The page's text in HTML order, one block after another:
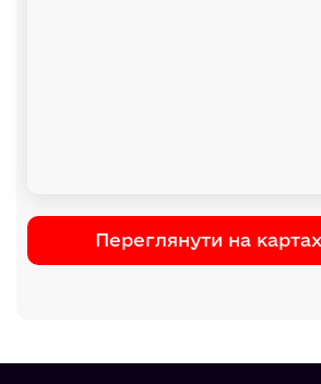
Переглянути на